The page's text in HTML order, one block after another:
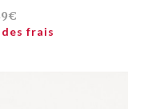
frais